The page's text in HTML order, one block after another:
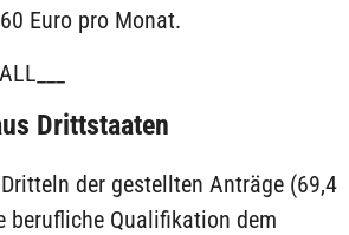
Euro pro Monat.
Drittstaaten
der gestellten Anträge (69,4
berufliche Qualifikation dem